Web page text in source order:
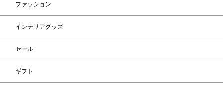
ファッション
インテリアグッズ
セール
ギフト